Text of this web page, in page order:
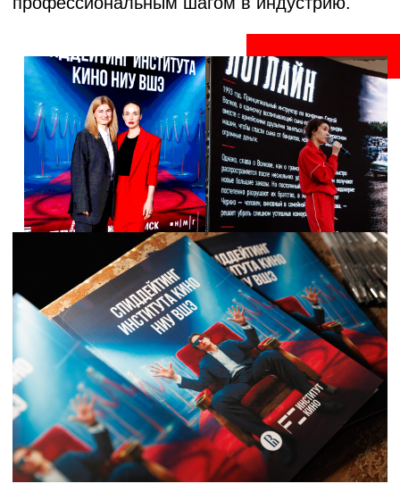
«
«У наших выпускников есть возможность
представить свои проекты, пообщаться
тет-а-тет с представителями индустрии,
получить оффер о работе, стажировке»,